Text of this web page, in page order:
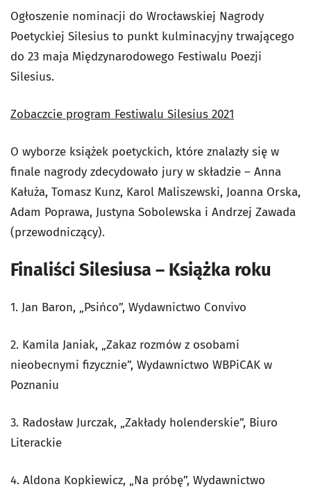
Ogłoszenie nominacji do Wrocławskiej Nagrody
Poetyckiej Silesius to punkt kulminacyjny trwającego
do 23 maja Międzynarodowego Festiwalu Poezji
Silesius.
Zobaczcie program Festiwalu Silesius 2021
O wyborze książek poetyckich, które znalazły się w
finale nagrody zdecydowało jury w składzie – Anna
Kałuża, Tomasz Kunz, Karol Maliszewski, Joanna Orska,
Adam Poprawa, Justyna Sobolewska i Andrzej Zawada
(przewodniczący).
Finaliści Silesiusa – Książka roku
1. Jan Baron, „Psińco”, Wydawnictwo Convivo
2. Kamila Janiak, „Zakaz rozmów z osobami
nieobecnymi fizycznie”, Wydawnictwo WBPiCAK w
Poznaniu
3. Radosław Jurczak, „Zakłady holenderskie”, Biuro
Literackie
4. Aldona Kopkiewicz, „Na próbę”, Wydawnictwo